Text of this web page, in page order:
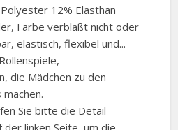
12% Elasthan
Farbe verbläßt nicht oder
elastisch, flexibel und...
die Mädchen zu den
Sie bitte die Detail